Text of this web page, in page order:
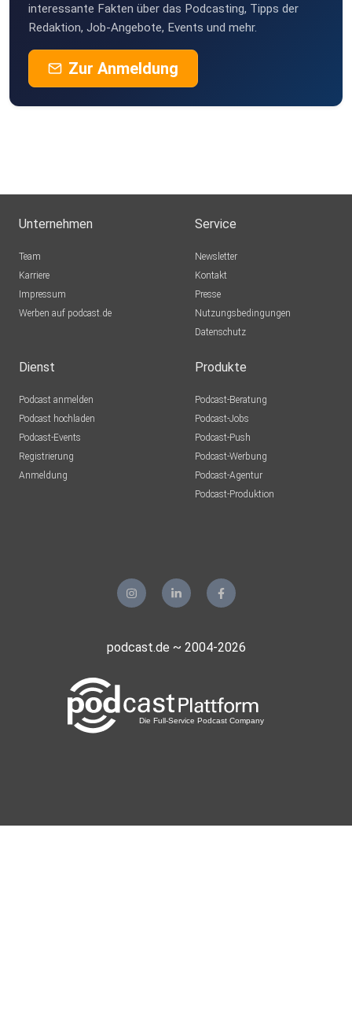
interessante Fakten über das Podcasting, Tipps der
Redaktion, Job-Angebote, Events und mehr.
Zur Anmeldung
Unternehmen
Team
Karriere
Impressum
Werben auf podcast.de
Service
Newsletter
Kontakt
Presse
Nutzungsbedingungen
Datenschutz
Dienst
Podcast anmelden
Podcast hochladen
Podcast-Events
Registrierung
Anmeldung
Produkte
Podcast-Beratung
Podcast-Jobs
Podcast-Push
Podcast-Werbung
Podcast-Agentur
Podcast-Produktion
podcast.de ~ 2004-2026